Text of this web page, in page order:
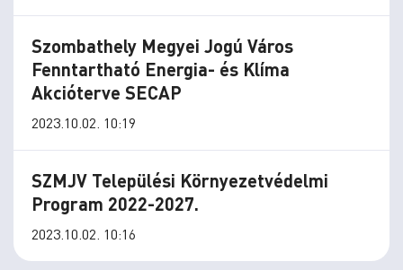
Szombathely Megyei Jogú Város
Fenntartható Energia- és Klíma
Akcióterve SECAP
2023.10.02. 10:19
SZMJV Települési Környezetvédelmi
Program 2022-2027.
2023.10.02. 10:16